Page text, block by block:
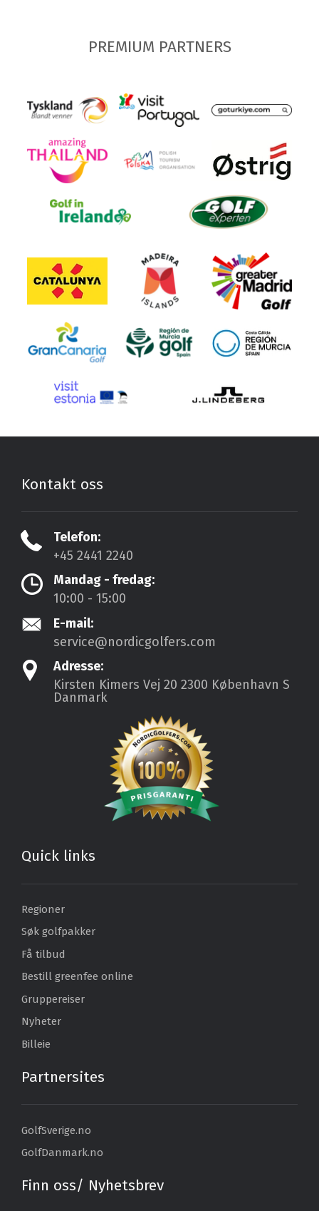
PREMIUM PARTNERS
Kontakt oss
Telefon:
+45 2441 2240
Mandag - fredag:
10:00 - 15:00
E-mail:
service@nordicgolfers.com
Adresse:
Kirsten Kimers Vej 20 2300 København S
Danmark
Quick links
Regioner
Søk golfpakker
Få tilbud
Bestill greenfee online
Gruppereiser
Nyheter
Billeie
Partnersites
GolfSverige.no
GolfDanmark.no
Finn oss/ Nyhetsbrev